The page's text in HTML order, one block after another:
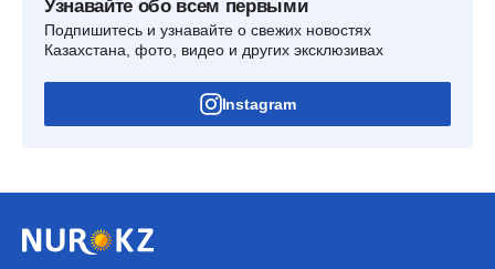
Узнавайте обо всем первыми
Подпишитесь и узнавайте о свежих новостях
Казахстана, фото, видео и других эксклюзивах
Instagram